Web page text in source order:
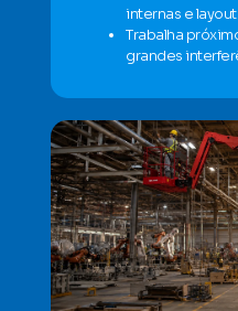
internas e
Trabalha
grandes